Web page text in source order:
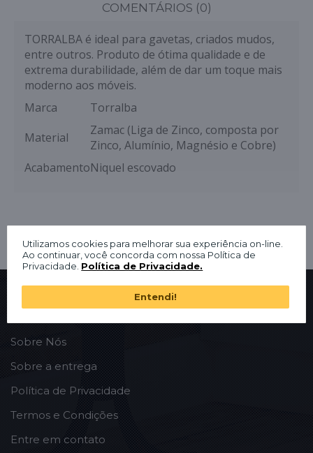
COMENTÁRIOS (0)
TORRALBA é ideal para gavetas, criados mudos,
entre outros. Produto de ótima qualidade e de
extrema durabilidade, além de dar um toque mais
moderno aos móveis.
Marca
Torralba
Material
Zamac (Liga de Zinco, composta por
Zinco, Alumínio, Magnésio e Cobre)
AcabamentoNiquel escovado
Utilizamos cookies para melhorar sua experiência on-line.
Ao continuar, você concorda com nossa Política de
Privacidade. Política de Privacidade.
Entendi!
Institucional
Sobre Nós
Sobre a entrega
Política de Privacidade
Termos e Condições
Entre em contato